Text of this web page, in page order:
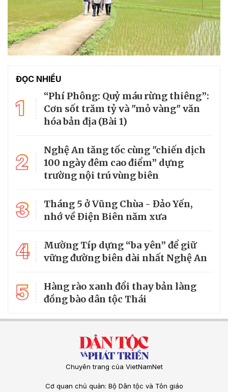
ĐỌC NHIỀU
1
“Phí Phông: Quỷ máu rừng thiêng”:
Cơn sốt trăm tỷ và "mỏ vàng" văn
hóa bản địa (Bài 1)
2
Nghệ An tăng tốc cùng "chiến dịch
100 ngày đêm cao điểm” dựng
trường nội trú vùng biên
3
Tháng 5 ở Vũng Chùa - Đảo Yến,
nhớ về Điện Biên năm xưa
4
Mường Típ dựng “ba yên” để giữ
vững đường biên dài nhất Nghệ An
5
Hàng rào xanh đổi thay bản làng
đồng bào dân tộc Thái
Chuyên trang của VietNamNet
Cơ quan chủ quản: Bộ Dân tộc và Tôn giáo